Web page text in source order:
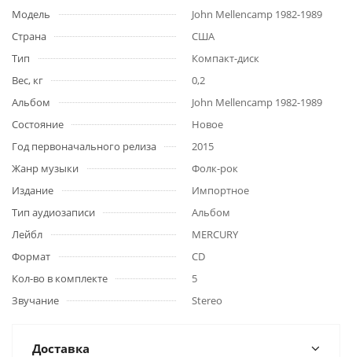
Модель
John Mellencamp 1982-1989
Страна
США
Тип
Компакт-диск
Вес, кг
0,2
Альбом
John Mellencamp 1982-1989
Состояние
Новое
Год первоначального релиза
2015
Жанр музыки
Фолк-рок
Издание
Импортное
Тип аудиозаписи
Альбом
Лейбл
MERCURY
Формат
CD
Кол-во в комплекте
5
Звучание
Stereo
Доставка